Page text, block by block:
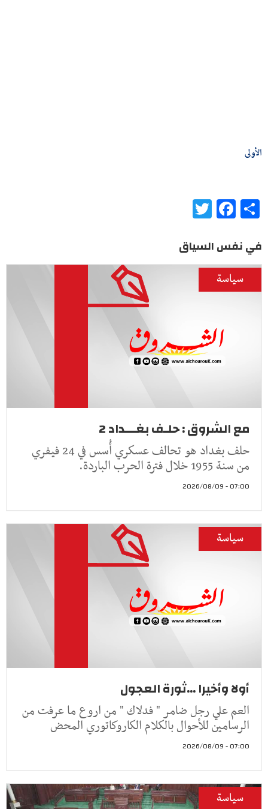
الأولى
Share
Facebook
في نفس السياق
سياسة
مع الشروق : حلـف بغـــداد 2
حلف بغداد هو تحالف عسكري أُسس في 24 فيفري
من سنة 1955 خلال فترة الحرب الباردة.
07:00 - 2026/08/09
سياسة
أولا وأخيرا ...ثورة العجول
العم علي رجل ضامر " فدلاك " من اروع ما عرفت من
الرسامين للأحوال بالكلام الكاروكاتوري المحض
07:00 - 2026/08/09
سياسة